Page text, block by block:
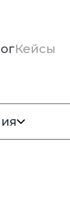
Кейсы